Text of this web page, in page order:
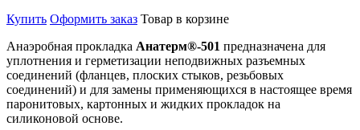
Купить Оформить заказ Товар в корзине
Анаэробная прокладка Анатерм®-501 предназначена для
уплотнения и герметизации неподвижных разъемных
соединений (фланцев, плоских стыков, резьбовых
соединений) и для замены применяющихся в настоящее время
паронитовых, картонных и жидких прокладок на
силиконовой основе.